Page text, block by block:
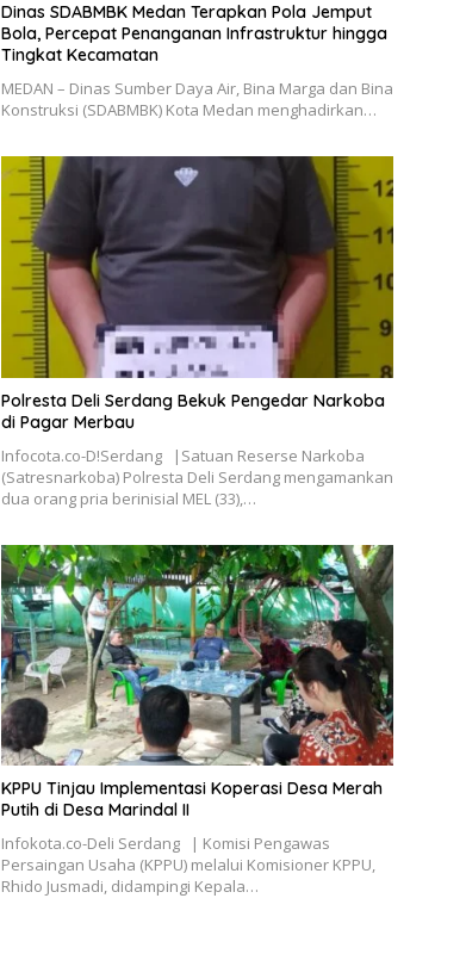
Dinas SDABMBK Medan Terapkan Pola Jemput
Bola, Percepat Penanganan Infrastruktur hingga
Tingkat Kecamatan
MEDAN – Dinas Sumber Daya Air, Bina Marga dan Bina
Konstruksi (SDABMBK) Kota Medan menghadirkan…
Polresta Deli Serdang Bekuk Pengedar Narkoba
di Pagar Merbau
Infocota.co-D!Serdang |Satuan Reserse Narkoba
(Satresnarkoba) Polresta Deli Serdang mengamankan
dua orang pria berinisial MEL (33),…
KPPU Tinjau Implementasi Koperasi Desa Merah
Putih di Desa Marindal II
Infokota.co-Deli Serdang | Komisi Pengawas
Persaingan Usaha (KPPU) melalui Komisioner KPPU,
Rhido Jusmadi, didampingi Kepala…